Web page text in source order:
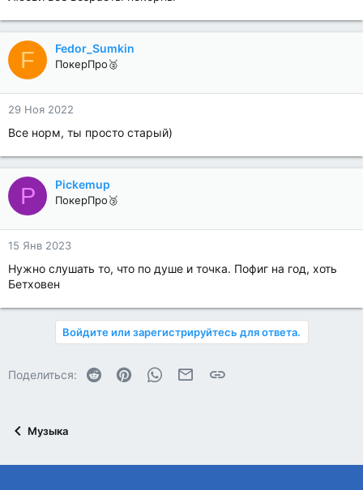
F Fedor_Sumkin
ПокерПро🥈
29 Ноя 2022
Все норм, ты просто старый)
P Pickemup
ПокерПро🥉
15 Янв 2023
Нужно слушать то, что по душе и точка. Пофиг на год, хоть
Бетховен
Войдите или зарегистрируйтесь для ответа.
Поделиться: Reddit PinterestWhatsAppЭлектронная почта
Ссылка
Музыка